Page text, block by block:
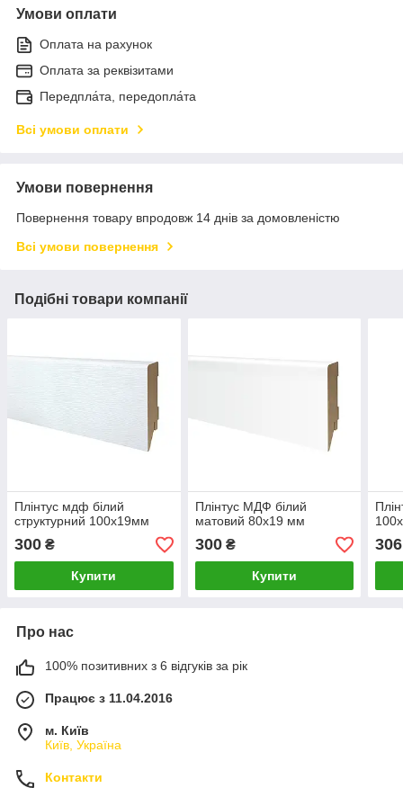
Умови оплати
Оплата на рахунок
Оплата за реквізитами
Передпла́та, передопла́та
Всі умови оплати
Умови повернення
Повернення товару впродовж 14 днів за домовленістю
Всі умови повернення
Подібні товари компанії
Плінтус мдф білий
структурний 100х19мм
300 ₴
Купити
Плінтус МДФ білий
матовий 80х19 мм
300₴
Купити
306
Про нас
100% позитивних з 6 відгуків за рік
Працює з 11.04.2016
м. Київ
Київ, Україна
Контакти